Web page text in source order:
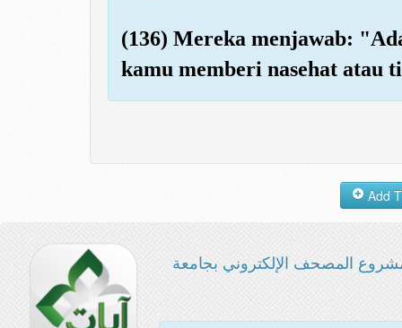
(136) Mereka menjawab:
kamu memberi nasehat atau
المصحف الإلكتروني بجامعة